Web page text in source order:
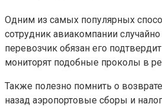
Одним из самых популярных
сотрудник авиакомпании
перевозчик обязан его
мониторят подобные проколы в
Также полезно помнить о
назад аэропортовые сборы и